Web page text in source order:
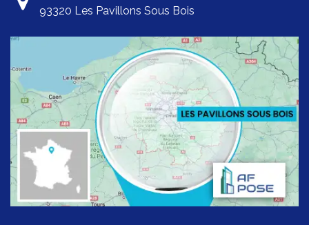
93320 Les Pavillons Sous Bois